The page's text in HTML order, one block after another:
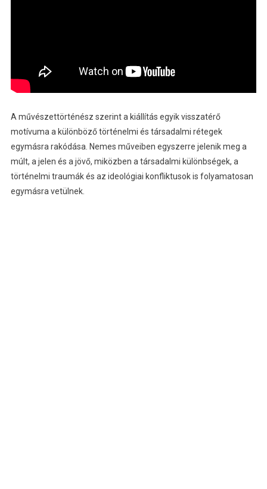
A művészettörténész szerint a kiállítás egyik visszatérő
motívuma a különböző történelmi és társadalmi rétegek
egymásra rakódása. Nemes műveiben egyszerre jelenik meg a
múlt, a jelen és a jövő, miközben a társadalmi különbségek, a
történelmi traumák és az ideológiai konfliktusok is folyamatosan
egymásra vetülnek.